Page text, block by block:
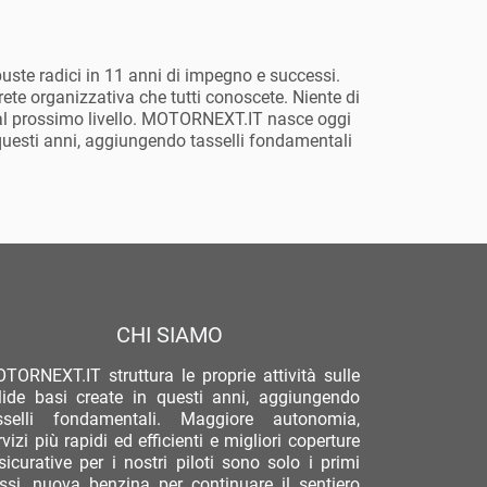
radici in 11 anni di impegno e successi.
organizzativa che tutti conoscete. Niente di
livello. MOTORNEXT.IT nasce oggi
anni, aggiungendo tasselli fondamentali
CHI SIAMO
struttura le proprie attività sulle
basi create in questi anni, aggiungendo
fondamentali. Maggiore autonomia,
più rapidi ed efficienti e migliori coperture
per i nostri piloti sono solo i primi